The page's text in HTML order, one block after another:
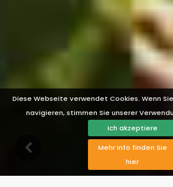
Diese Webseite verwendet Cookies. Wenn
navigieren, stimmen Sie unserer
Ich akzeptiere
Mehr Info finden Sie
hier